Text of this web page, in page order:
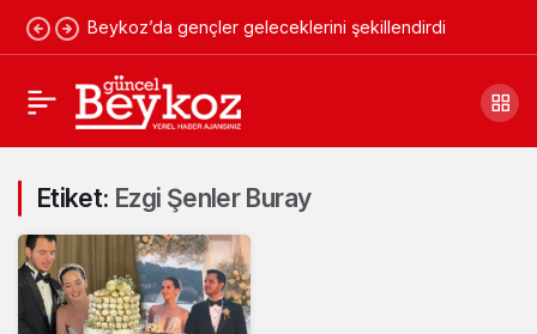
Beykoz’da gençler geleceklerini şekillendirdi
Etiket: Ezgi Şenler Buray